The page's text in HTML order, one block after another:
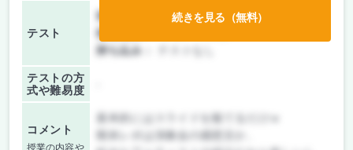
テスト
前期/中間：
レポートのみ
後期/期末：
持ち込み：
テストの方
式や難易度
コメント
授業の内容や
基本的にはスライドを観てるだけｗ
期末レポは演奏会の感想文か、
続きを見る（無料）